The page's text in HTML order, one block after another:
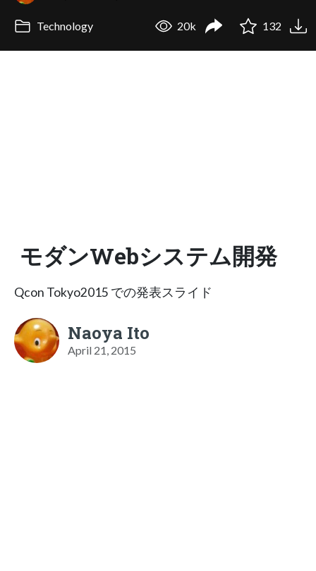
Technology 20k 132
モダンWebシステム開発
Qcon Tokyo2015 での発表スライド
Naoya Ito
April 21, 2015